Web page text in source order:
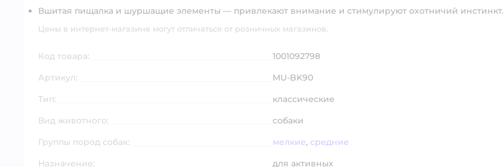
Вшитая пищалка и шуршащие элементы — привлекают внимание и стимулируют охотничий инстинкт.
Цены в интернет-магазине могут отличаться от розничных магазинов.
Код товара:
1001092798
Артикул:
MU-BK90
Тип:
классические
Вид животного:
собаки
Группы пород собак:
мелкие, средние
Назначение:
для активных